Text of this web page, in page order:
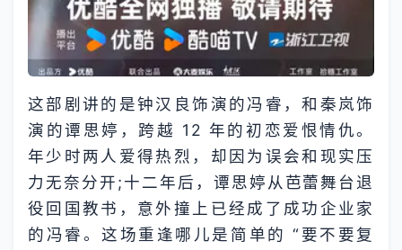
这部剧讲的是钟汉良饰演的冯睿，和秦岚饰
演的谭思婷，跨越 12 年的初恋爱恨情仇。
年少时两人爱得热烈，却因为误会和现实压
力无奈分开;十二年后，谭思婷从芭蕾舞台退
役回国教书，意外撞上已经成了成功企业家
的冯睿。这场重逢哪儿是简单的 “要不要复